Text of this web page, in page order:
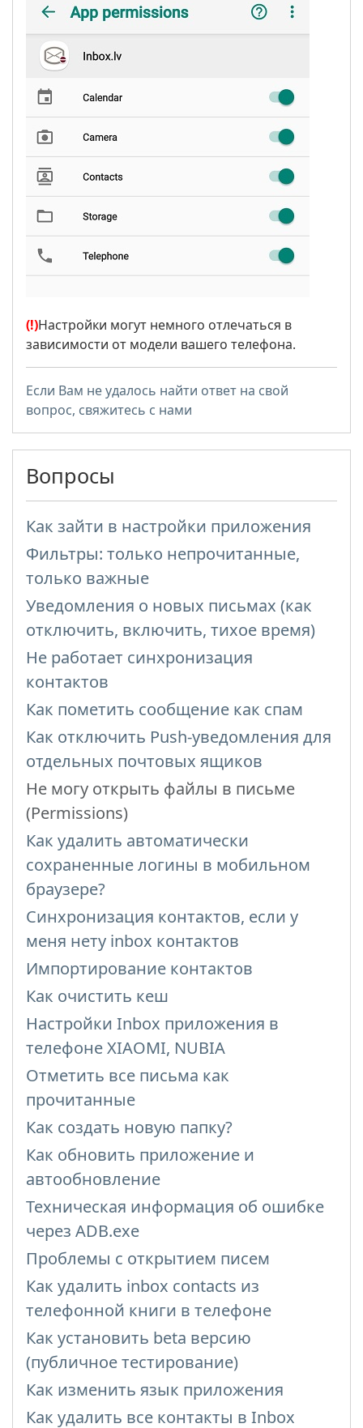
(!)Настройки могут немного отлечаться в
зависимости от модели вашего телефона.
Если Вам не удалось найти ответ на свой
вопрос, свяжитесь с нами
Вопросы
Как зайти в настройки приложения
Фильтры: только непрочитанные,
только важные
Уведомления о новых письмах (как
отключить, включить, тихое время)
Не работает синхронизация
контактов
Как пометить сообщение как спам
Как отключить Push-уведомления для
отдельных почтовых ящиков
Не могу открыть файлы в письме
(Permissions)
Как удалить автоматически
сохраненные логины в мобильном
браузере?
Синхронизация контактов, если у
меня нету inbox контактов
Импортирование контактов
Как очистить кеш
Настройки Inbox приложения в
телефоне XIAOMI, NUBIA
Отметить все письма как
прочитанные
Как создать новую папку?
Как обновить приложение и
автообновление
Техническая информация об ошибке
через ADB.exe
Проблемы с открытием писем
Как удалить inbox contacts из
телефонной книги в телефоне
Как установить beta версию
(публичное тестирование)
Как изменить язык приложения
Как удалить все контакты в Inbox